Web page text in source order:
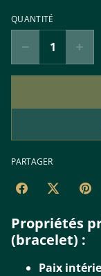
QUANTITÉ
PARTAGER
Propriétés
(bracelet) :
Paix